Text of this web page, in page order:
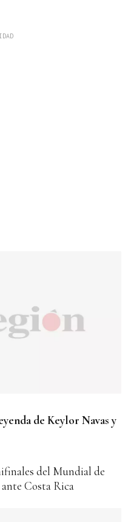
de Keylor Navas y
del Mundial de
Costa Rica